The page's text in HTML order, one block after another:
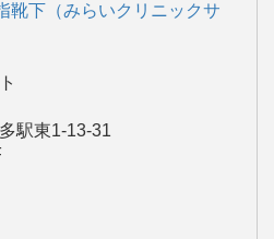
靴下（みらいクリニックサ
駅東1-13-31